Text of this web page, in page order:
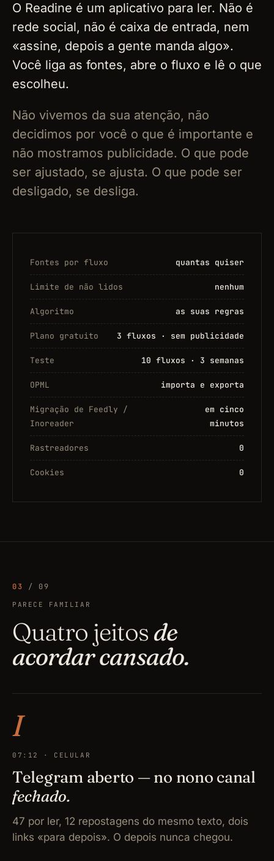
O Readine é um aplicativo para ler. Não é
rede social, não é caixa de entrada, nem
«assine, depois a gente manda algo».
Você liga as fontes, abre o fluxo e lê o que
escolheu.
Não vivemos da sua atenção, não
decidimos por você o que é importante e
não mostramos publicidade. O que pode
ser ajustado, se ajusta. O que pode ser
desligado, se desliga.
Fontes por fluxo quantas quiser
Limite de não lidos nenhum
Algoritmo as suas regras
Plano gratuito 3 fluxos · sem publicidade
Teste 10 fluxos · 3 semanas
OPML importa e exporta
Migração de Feedly /
Inoreader
em cinco
minutos
Rastreadores 0
Cookies 0
03 / 09
PARECE FAMILIAR
Quatro jeitos de
acordar cansado.
I
07:12 · CELULAR
Telegram aberto — no nono canal
fechado.
47 por ler, 12 repostagens do mesmo texto, dois
links «para depois». O depois nunca chegou.